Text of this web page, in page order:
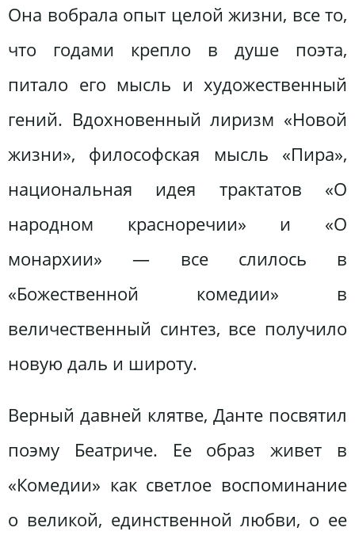
Она вобрала опыт целой жизни, все то,
что годами крепло в душе поэта,
питало его мысль и художественный
гений. Вдохновенный лиризм «Новой
жизни», философская мысль «Пира»,
национальная идея трактатов «О
народном красноречии» и «О
монархии» — все слилось в
«Божественной комедии» в
величественный синтез, все получило
новую даль и широту.
Верный давней клятве, Данте посвятил
поэму Беатриче. Ее образ живет в
«Комедии» как светлое воспоминание
о великой, единственной любви, о ее